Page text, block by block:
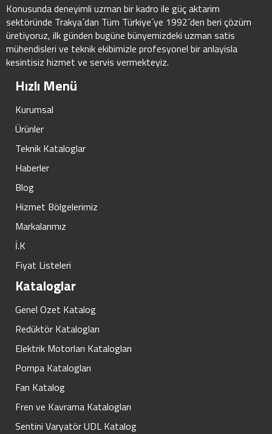
Konusunda deneyimli uzman bir kadro ile güç aktarim
sektöründe Trakya´dan Tüm Türkiye´ye 1992´den beri çözüm
üretiyoruz, ilk günden bugüne bünyemizdeki uzman satis
mühendisleri ve teknik ekibimizle profesyonel bir anlayisla
kesintisiz hizmet ve servis vermekteyiz.
Hızlı Menü
Kurumsal
Ürünler
Teknik Kataloglar
Haberler
Blog
Hizmet Bölgelerimiz
Markalarımız
İ.K
Fiyat Listeleri
Kataloglar
Genel Ozet Katalog
Redüktör Katalogları
Elektrik Motorları Katalogları
Pompa Katalogları
Fan Katalog
Fren ve Kavrama Katalogları
Sentini Varyatör UDL Katalog